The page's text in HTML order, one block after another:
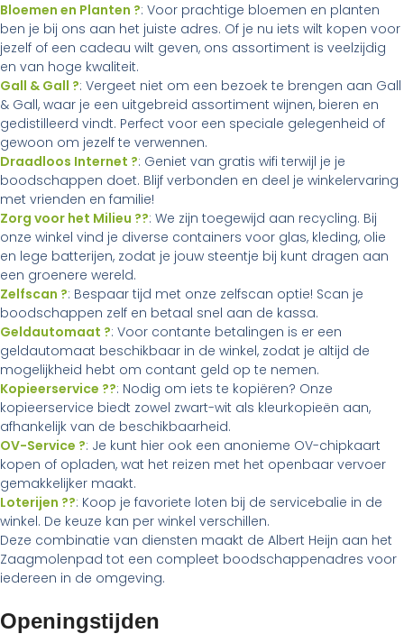
Bloemen en Planten ?: Voor prachtige bloemen en planten
ben je bij ons aan het juiste adres. Of je nu iets wilt kopen voor
jezelf of een cadeau wilt geven, ons assortiment is veelzijdig
en van hoge kwaliteit.
Gall & Gall ?: Vergeet niet om een bezoek te brengen aan Gall
& Gall, waar je een uitgebreid assortiment wijnen, bieren en
gedistilleerd vindt. Perfect voor een speciale gelegenheid of
gewoon om jezelf te verwennen.
Draadloos Internet ?: Geniet van gratis wifi terwijl je je
boodschappen doet. Blijf verbonden en deel je winkelervaring
met vrienden en familie!
Zorg voor het Milieu ??: We zijn toegewijd aan recycling. Bij
onze winkel vind je diverse containers voor glas, kleding, olie
en lege batterijen, zodat je jouw steentje bij kunt dragen aan
een groenere wereld.
Zelfscan ?: Bespaar tijd met onze zelfscan optie! Scan je
boodschappen zelf en betaal snel aan de kassa.
Geldautomaat ?: Voor contante betalingen is er een
geldautomaat beschikbaar in de winkel, zodat je altijd de
mogelijkheid hebt om contant geld op te nemen.
Kopieerservice ??: Nodig om iets te kopiëren? Onze
kopieerservice biedt zowel zwart-wit als kleurkopieën aan,
afhankelijk van de beschikbaarheid.
OV-Service ?: Je kunt hier ook een anonieme OV-chipkaart
kopen of opladen, wat het reizen met het openbaar vervoer
gemakkelijker maakt.
Loterijen ??: Koop je favoriete loten bij de servicebalie in de
winkel. De keuze kan per winkel verschillen.
Deze combinatie van diensten maakt de Albert Heijn aan het
Zaagmolenpad tot een compleet boodschappenadres voor
iedereen in de omgeving.
Openingstijden